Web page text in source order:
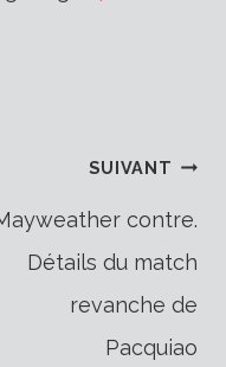
SUIVANT
contre.
Détails du match
revanche de
Pacquiao